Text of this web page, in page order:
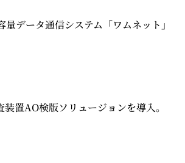
データ通信システム「ワムネット」
装置AO検版ソリュージョンを導入。